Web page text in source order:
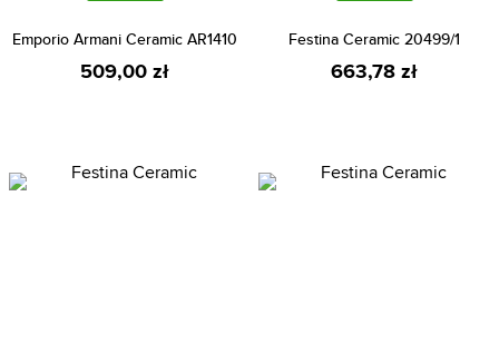
Emporio Armani Ceramic AR1410
509,00 zł
Festina Ceramic 20499/1
663,78 zł